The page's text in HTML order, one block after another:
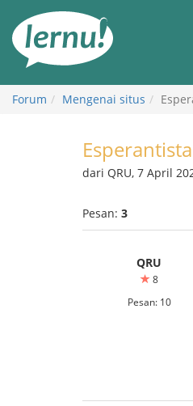
daftar
Forum Mengenai situs
dari QRU, 7 April
Pesan: 3
QRU
8
Pesan: 10